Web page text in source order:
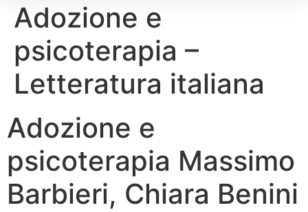
Adozione e
psicoterapia –
Letteratura italiana
Adozione e
psicoterapia Massimo
Barbieri, Chiara Benini